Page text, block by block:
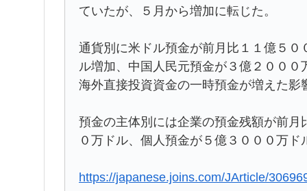
ていたが、５月から増加に転じた。
通貨別に米ドル預金が前月比１１億５
ル増加、中国人民元預金が３億２００
海外直接投資資金の一時預金が増えた影
預金の主体別には企業の預金残額が前
０万ドル、個人預金が５億３０００万
https://japanese.joins.com/JArticle/